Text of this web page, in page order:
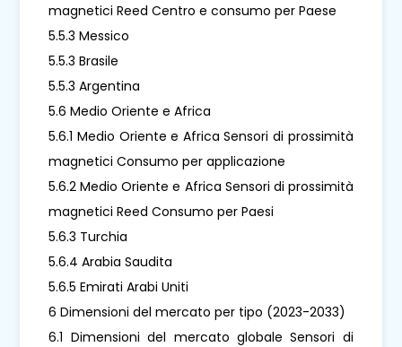
magnetici Reed Centro e consumo per Paese
5.5.3 Messico
5.5.3 Brasile
5.5.3 Argentina
5.6 Medio Oriente e Africa
5.6.1 Medio Oriente e Africa Sensori di prossimità
magnetici Consumo per applicazione
5.6.2 Medio Oriente e Africa Sensori di prossimità
magnetici Reed Consumo per Paesi
5.6.3 Turchia
5.6.4 Arabia Saudita
5.6.5 Emirati Arabi Uniti
6 Dimensioni del mercato per tipo (2023-2033)
6.1 Dimensioni del mercato globale Sensori di